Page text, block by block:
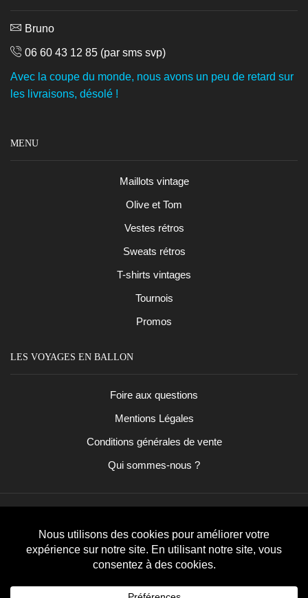
Bruno
06 60 43 12 85 (par sms svp)
Avec la coupe du monde, nous avons un peu de retard sur
les livraisons, désolé !
MENU
Maillots vintage
Olive et Tom
Vestes rétros
Sweats rétros
T-shirts vintages
Tournois
Promos
LES VOYAGES EN BALLON
Foire aux questions
Mentions Légales
Conditions générales de vente
Qui sommes-nous ?
FacebookInstagram
2023Les Voyages En Ballon
réservés.